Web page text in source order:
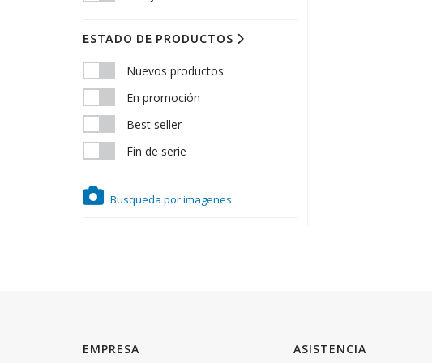
ESTADO DE PRODUCTOS
Nuevos productos
En promoción
Best seller
Fin de serie
Busqueda por imagenes
EMPRESA ASISTENCIA